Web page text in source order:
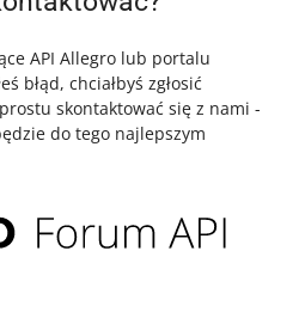
API Allegro lub portalu
błąd, chciałbyś zgłosić
skontaktować się z nami -
do tego najlepszym